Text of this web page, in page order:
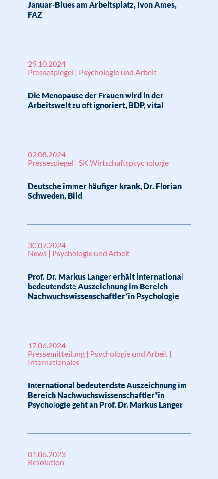
Januar-Blues am Arbeitsplatz, Ivon Ames,
FAZ
29.10.2024
Pressespiegel | Psychologie und Arbeit
Die Menopause der Frauen wird in der
Arbeitswelt zu oft ignoriert, BDP, vital
02.08.2024
Pressespiegel | SK Wirtschaftspsychologie
Deutsche immer häufiger krank, Dr. Florian
Schweden, Bild
30.07.2024
News | Psychologie und Arbeit
Prof. Dr. Markus Langer erhält international
bedeutendste Auszeichnung im Bereich
Nachwuchswissenschaftler*in Psychologie
17.06.2024
Pressemitteilung | Psychologie und Arbeit |
Internationales
International bedeutendste Auszeichnung im
Bereich Nachwuchswissenschaftler*in
Psychologie geht an Prof. Dr. Markus Langer
01.06.2023
Resolution